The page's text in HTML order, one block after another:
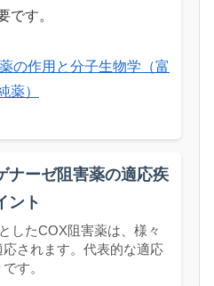
です。
の作用と分子生物学（富
薬）
ナーゼ阻害薬の適応疾
ント
したCOX阻害薬は、様々
されます。代表的な適応
す。